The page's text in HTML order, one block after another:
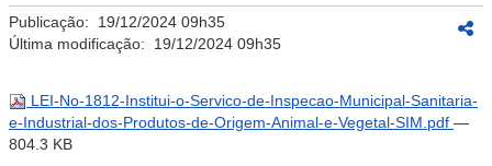
Publicação: 19/12/2024 09h35
Última modificação: 19/12/2024 09h35
LEI-No-1812-Institui-o-Servico-de-Inspecao-Municipal-Sanitaria-
e-Industrial-dos-Produtos-de-Origem-Animal-e-Vegetal-SIM.pdf —
804.3 KB